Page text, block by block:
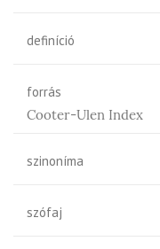
definíció
forrás
Cooter-Ulen Index
szinoníma
szófaj